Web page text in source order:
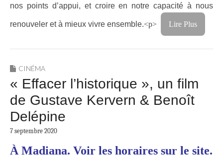
nos points d’appui, et croire en notre capacité à nous
renouveler et à mieux vivre ensemble.<p> Lire Plus
CINÉMA
« Effacer l’historique », un film
de Gustave Kervern & Benoît
Delépine
7 septembre 2020
À Madiana. Voir les horaires sur le site.